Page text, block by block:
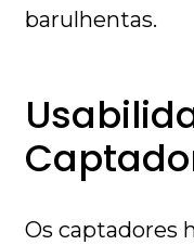
barulhentas.
Os captadores